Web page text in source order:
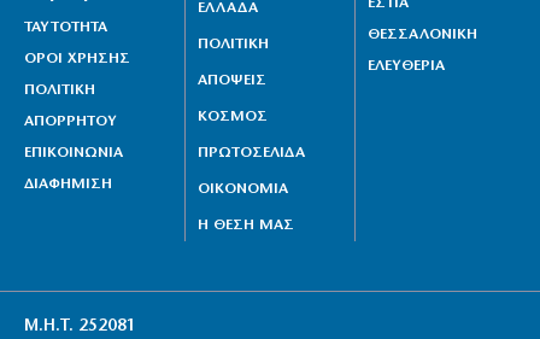
ΤΑΥΤΟΤΗΤΑ
ΟΡΟΙ ΧΡΗΣΗΣ
ΠΟΛΙΤΙΚΗ
ΑΠΟΡΡΗΤΟΥ
ΕΠΙΚΟΙΝΩΝΙΑ
ΔΙΑΦΗΜΙΣΗ
ΕΛΛΑΔΑ
ΠΟΛΙΤΙΚΗ
ΑΠΟΨΕΙΣ
ΚΟΣΜΟΣ
ΠΡΩΤΟΣΕΛΙΔΑ
ΟΙΚΟΝΟΜΙΑ
Η ΘΕΣΗ ΜΑΣ
ΘΕΣΣΑΛΟΝΙΚΗ
ΕΛΕΥΘΕΡΙΑ
Μ.Η.Τ. 252081